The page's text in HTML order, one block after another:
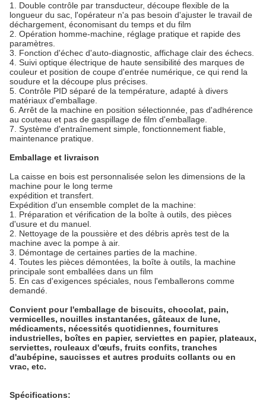
1. Double contrôle par transducteur, découpe flexible de la
longueur du sac, l'opérateur n'a pas besoin d'ajuster le travail de
déchargement, économisant du temps et du film
2. Opération homme-machine, réglage pratique et rapide des
paramètres.
3. Fonction d'échec d'auto-diagnostic, affichage clair des échecs.
4. Suivi optique électrique de haute sensibilité des marques de
couleur et position de coupe d'entrée numérique, ce qui rend la
soudure et la découpe plus précises.
5. Contrôle PID séparé de la température, adapté à divers
matériaux d'emballage.
6. Arrêt de la machine en position sélectionnée, pas d'adhérence
au couteau et pas de gaspillage de film d'emballage.
7. Système d'entraînement simple, fonctionnement fiable,
maintenance pratique.
Emballage et livraison
La caisse en bois est personnalisée selon les dimensions de la
machine pour le long terme
expédition et transfert.
Expédition d'un ensemble complet de la machine:
1. Préparation et vérification de la boîte à outils, des pièces
d'usure et du manuel.
2. Nettoyage de la poussière et des débris après test de la
machine avec la pompe à air.
3. Démontage de certaines parties de la machine.
4. Toutes les pièces démontées, la boîte à outils, la machine
principale sont emballées dans un film
5. En cas d'exigences spéciales, nous l'emballerons comme
demandé.
Convient pour l'emballage de biscuits, chocolat, pain,
vermicelles, nouilles instantanées, gâteaux de lune,
médicaments, nécessités quotidiennes, fournitures
industrielles, boîtes en papier, serviettes en papier, plateaux,
serviettes, rouleaux d'œufs, fruits confits, tranches
d'aubépine, saucisses et autres produits collants ou en
vrac, etc.
Spécifications: